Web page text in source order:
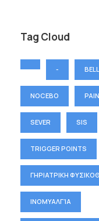
Tag Cloud
- BELL
NOCEBO PAIN
SEVER SIS
TRIGGER POINTS
ΓΗΡΙΑΤΡΙΚΗ
ΙΝΟΜΥΑΛΓΊΑ